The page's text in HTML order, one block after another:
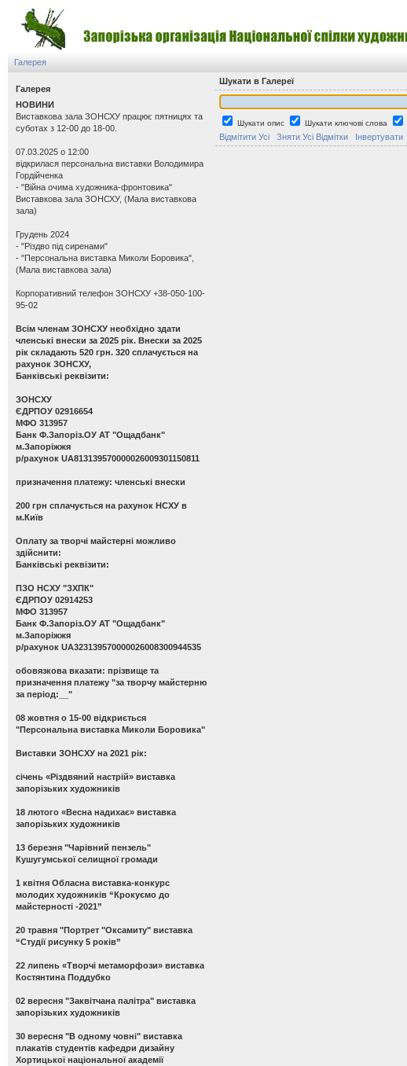
Галерея
Галерея
НОВИНИ
Виставкова зала ЗОНСХУ працює пятницях та
суботах з 12-00 до 18-00.
07.03.2025 о 12:00
відкрилася персональна виставки Володимира
Гордійченка
- "Війна очима художника-фронтовика"
Виставкова зала ЗОНСХУ, (Мала виставкова
зала)
Грудень 2024
- "Різдво під сиренами"
- "Персональна виставка Миколи Боровика",
(Мала виставкова зала)
Корпоративний телефон ЗОНСХУ +38-050-100-
95-02
Всім членам ЗОНСХУ необхідно здати
членські внески за 2025 рік. Внески за 2025
рік складають 520 грн. 320 сплачується на
рахунок ЗОНСХУ,
Банківські реквізити:
ЗОНСХУ
ЄДРПОУ 02916654
МФО 313957
Банк Ф.Запоріз.ОУ АТ "Ощадбанк"
м.Запоріжжя
р/рахунок UA813139570000026009301150811
призначення платежу: членські внески
200 грн сплачується на рахунок НСХУ в
м.Київ
Оплату за творчі майстерні можливо
здійснити:
Банківські реквізити:
ПЗО НСХУ "ЗХПК"
ЄДРПОУ 02914253
МФО 313957
Банк Ф.Запоріз.ОУ АТ "Ощадбанк"
м.Запоріжжя
р/рахунок UA323139570000026008300944535
обовязкова вказати: прізвище та
призначення платежу "за творчу майстерню
за період:__"
08 жовтня о 15-00 відкриється
"Персональна виставка Миколи Боровика"
Виставки ЗОНСХУ на 2021 рік:
січень «Різдвяний настрій» виставка
запорізьких художників
18 лютого «Весна надихає» виставка
запорізьких художників
13 березня "Чарівний пензель"
Кушугумської селищної громади
1 квітня Обласна виставка-конкурс
молодих художників “Крокуємо до
майстерності -2021”
20 травня "Портрет "Оксамиту" виставка
“Студії рисунку 5 років”
22 липень «Творчі метаморфози» виставка
Костянтина Поддубко
02 вересня "Заквітчана палітра" виставка
запорізьких художників
30 вересня "В одному човні" виставка
плакатів студентів кафедри дизайну
Хортицької національної академії
Шукати в Галереї
Шукати опис Шукати ключові слова
Відмітити Усі Зняти Усі Відмітки Інвертувати